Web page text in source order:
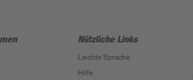
Nützliche Links
Leichte Sprache
Hilfe